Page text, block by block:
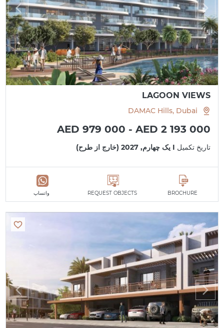
LAGOON VIEWS
DAMAC Hills, Dubai
AED 979 000 - AED 2 193 000
تاریخ تکمیل I یک چهارم, 2027 (خارج از طرح)
BROCHURE
REQUEST OBJECTS واتساپ